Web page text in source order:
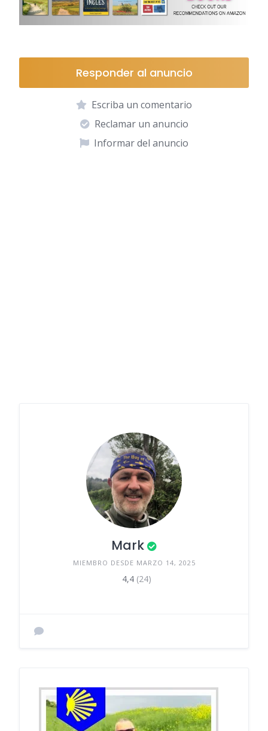
Responder al anuncio
Escriba un comentario
Reclamar un anuncio
Informar del anuncio
Mark
MIEMBRO DESDE MARZO 14, 2025
4,4 (24)